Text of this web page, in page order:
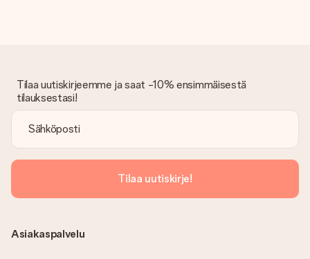
Tilaa uutiskirjeemme ja saat -10% ensimmäisestä
tilauksestasi!
Tilaa uutiskirje!
Asiakaspalvelu